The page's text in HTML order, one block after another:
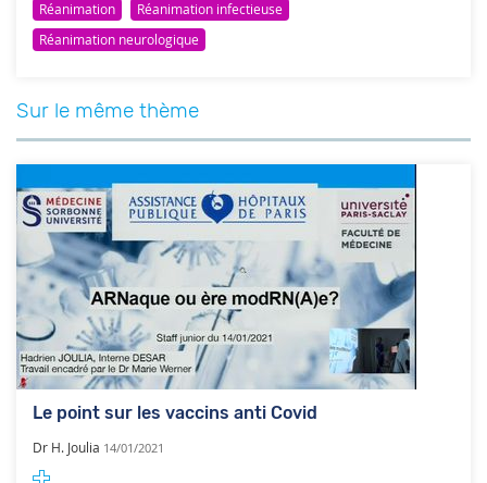
Réanimation
Réanimation infectieuse
Réanimation neurologique
Sur le même thème
Le point sur les vaccins anti Covid
Dr H. Joulia 14/01/2021